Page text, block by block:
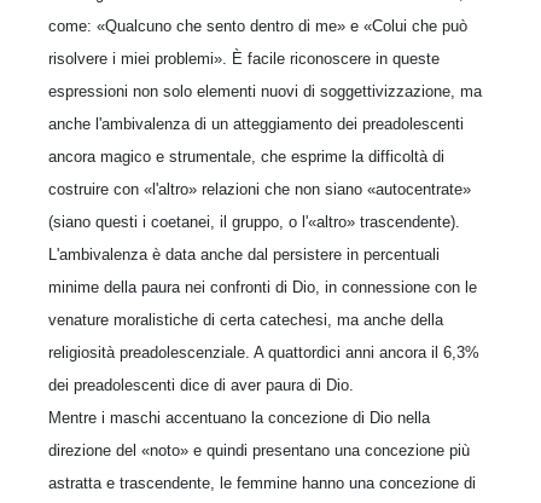
come: «Qualcuno che sento dentro di me» e «Colui che può
risolvere i miei problemi». È facile riconoscere in queste
espressioni non solo elementi nuovi di soggettivizzazione, ma
anche l'ambivalenza di un atteggiamento dei preadolescenti
ancora magico e strumentale, che esprime la difficoltà di
costruire con «l'altro» relazioni che non siano «autocentrate»
(siano questi i coetanei, il gruppo, o l'«altro» trascendente).
L'ambivalenza è data anche dal persistere in percentuali
minime della paura nei confronti di Dio, in connessione con le
venature moralistiche di certa catechesi, ma anche della
religiosità preadolescenziale. A quattordici anni ancora il 6,3%
dei preadolescenti dice di aver paura di Dio.
Mentre i maschi accentuano la concezione di Dio nella
direzione del «noto» e quindi presentano una concezione più
astratta e trascendente, le femmine hanno una concezione di